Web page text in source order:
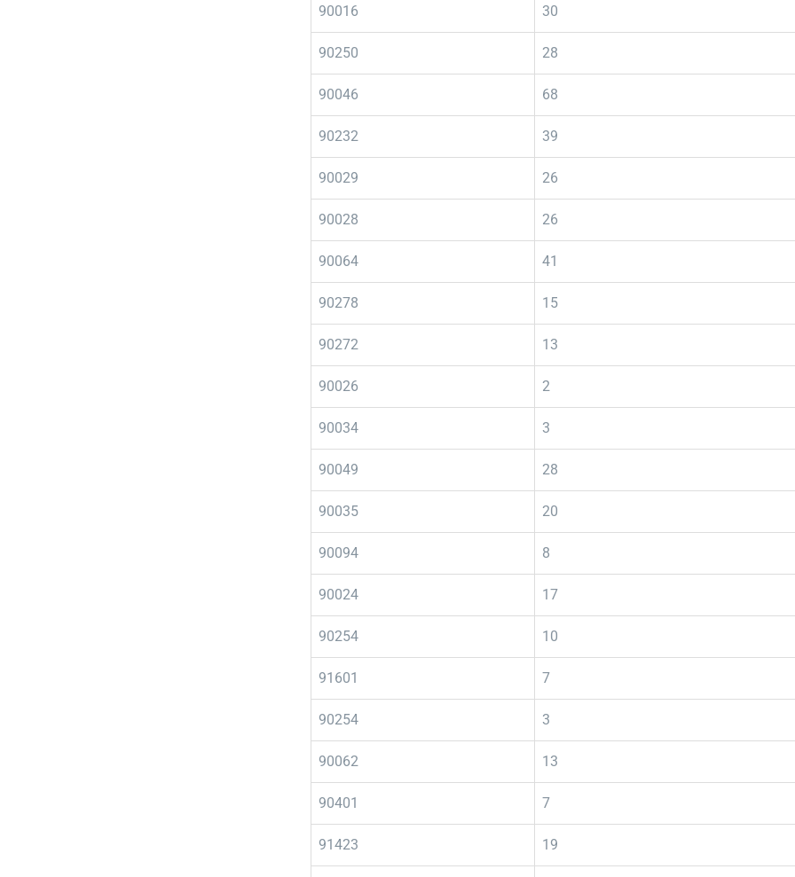
90016 30
90250 28
90046 68
90232 39
90029 26
90028 26
90064 41
90278 15
90272 13
90026 2
90034 3
90049 28
90035 20
90094 8
90024 17
90254 10
91601 7
90254 3
90062 13
90401 7
91423 19